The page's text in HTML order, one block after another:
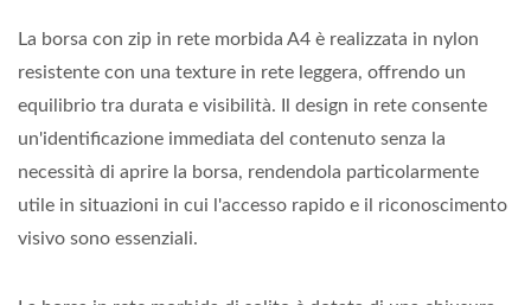
La borsa con zip in rete morbida A4 è realizzata in nylon
resistente con una texture in rete leggera, offrendo un
equilibrio tra durata e visibilità. Il design in rete consente
un'identificazione immediata del contenuto senza la
necessità di aprire la borsa, rendendola particolarmente
utile in situazioni in cui l'accesso rapido e il riconoscimento
visivo sono essenziali.